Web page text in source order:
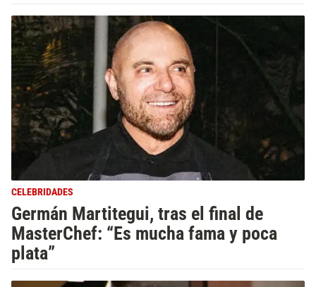
CELEBRIDADES
Germán Martitegui, tras el final de
MasterChef: “Es mucha fama y poca
plata”